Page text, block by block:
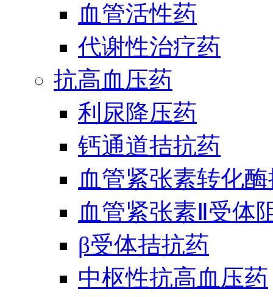
血管活性药
代谢性治疗药
抗高血压药
利尿降压药
钙通道拮抗药
血管紧张素转化
血管紧张素Ⅱ受体
β受体拮抗药
中枢性抗高血压药